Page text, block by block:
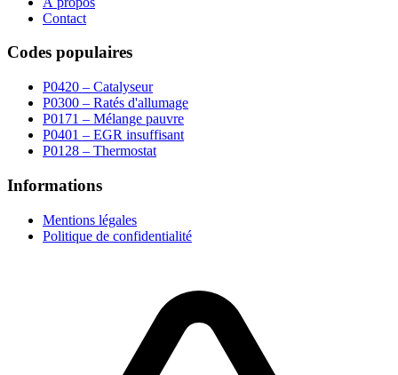
Contact
Codes populaires
P0420 – Catalyseur
P0300 – Ratés d'allumage
P0171 – Mélange pauvre
P0401 – EGR insuffisant
P0128 – Thermostat
Informations
Mentions légales
Politique de confidentialité